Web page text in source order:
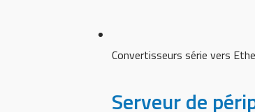
Convertisseurs série vers
Serveur de